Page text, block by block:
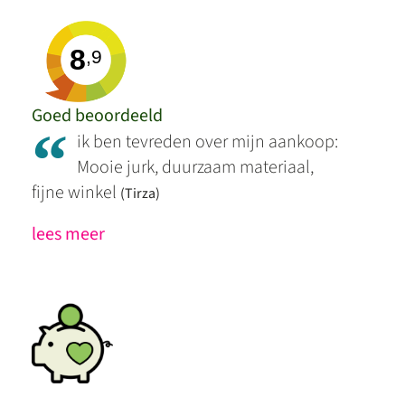
8,9
Goed beoordeeld
“ ik ben tevreden over mijn aankoop:
Mooie jurk, duurzaam materiaal,
fijne winkel (Tirza)
lees meer